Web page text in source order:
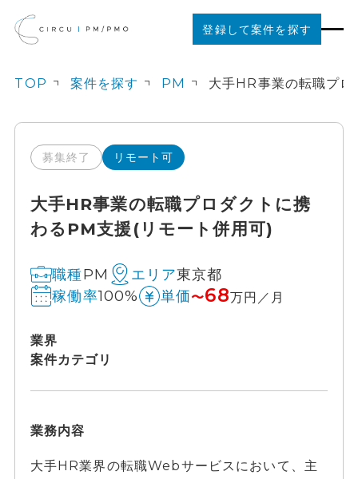
登録して案件を探す
ご利用の流れ
お役立ちコンテンツ
TOP 案件を探す PM
募集終了 リモート可
大手HR事業の転職プロダクトに携
わるPM支援(リモート併用可)
職種PM エリア東京都
稼働率100% 単価〜68万円／月
業界
案件カテゴリ
業務内容
大手HR業界の転職Webサービスにおいて、主